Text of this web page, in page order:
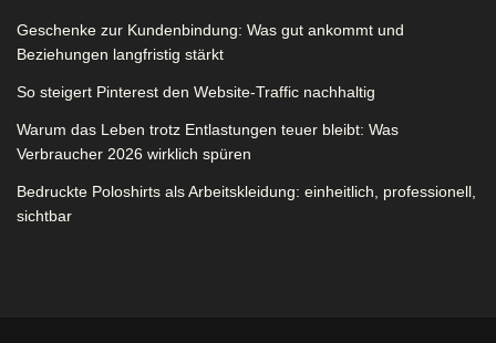
Geschenke zur Kundenbindung: Was gut ankommt und
Beziehungen langfristig stärkt
So steigert Pinterest den Website-Traffic nachhaltig
Warum das Leben trotz Entlastungen teuer bleibt: Was
Verbraucher 2026 wirklich spüren
Bedruckte Poloshirts als Arbeitskleidung: einheitlich, professionell,
sichtbar